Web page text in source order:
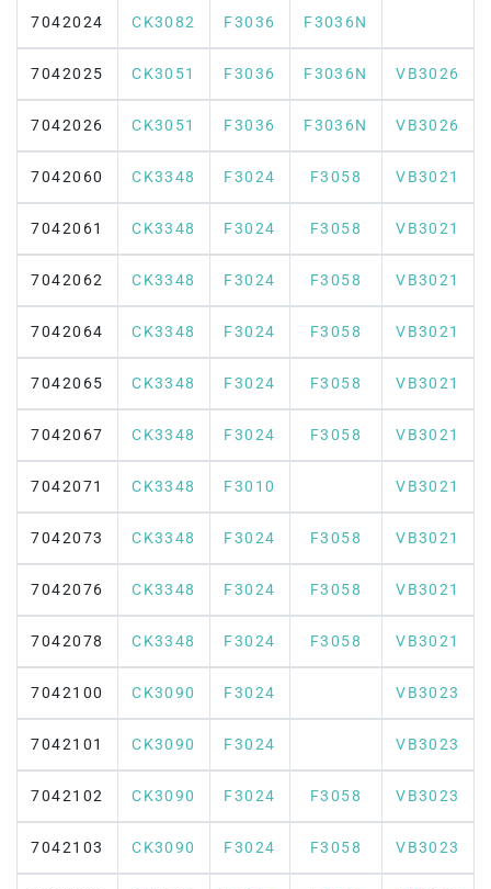
7042024 CK3082 F3036 F3036N
7042025 CK3051 F3036 F3036N VB3026
7042026 CK3051 F3036 F3036N VB3026
7042060 CK3348 F3024 F3058 VB3021
7042061 CK3348 F3024 F3058 VB3021
7042062 CK3348 F3024 F3058 VB3021
7042064 CK3348 F3024 F3058 VB3021
7042065 CK3348 F3024 F3058 VB3021
7042067 CK3348 F3024 F3058 VB3021
7042071 CK3348 F3010 VB3021
7042073 CK3348 F3024 F3058 VB3021
7042076 CK3348 F3024 F3058 VB3021
7042078 CK3348 F3024 F3058 VB3021
7042100 CK3090 F3024 VB3023
7042101 CK3090 F3024 VB3023
7042102 CK3090 F3024 F3058 VB3023
7042103 CK3090 F3024 F3058 VB3023